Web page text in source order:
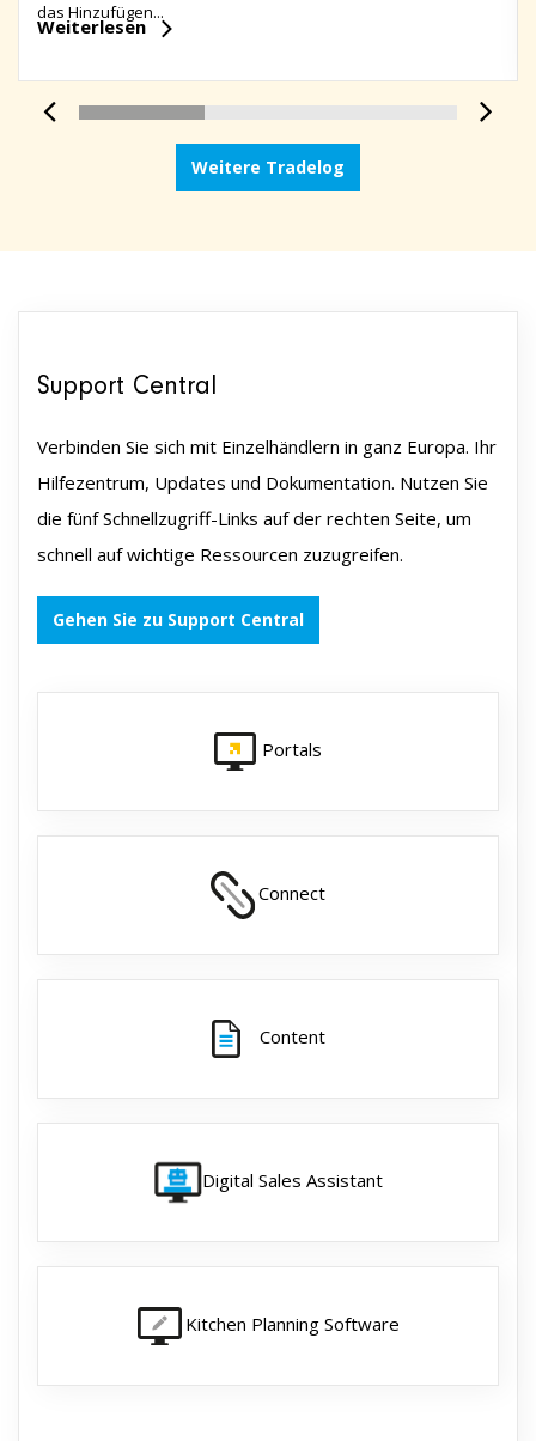
das Hinzufügen...
Weiterlesen
Weitere Tradelog
Support Central
Verbinden Sie sich mit Einzelhändlern in ganz Europa. Ihr
Hilfezentrum, Updates und Dokumentation. Nutzen Sie
die fünf Schnellzugriff-Links auf der rechten Seite, um
schnell auf wichtige Ressourcen zuzugreifen.
Gehen Sie zu Support Central
Portals
Connect
Content
Digital Sales Assistant
Kitchen Planning Software